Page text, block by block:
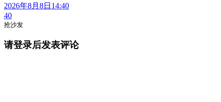
2026年8月8日14:40
40
抢沙发
请登录后发表评论